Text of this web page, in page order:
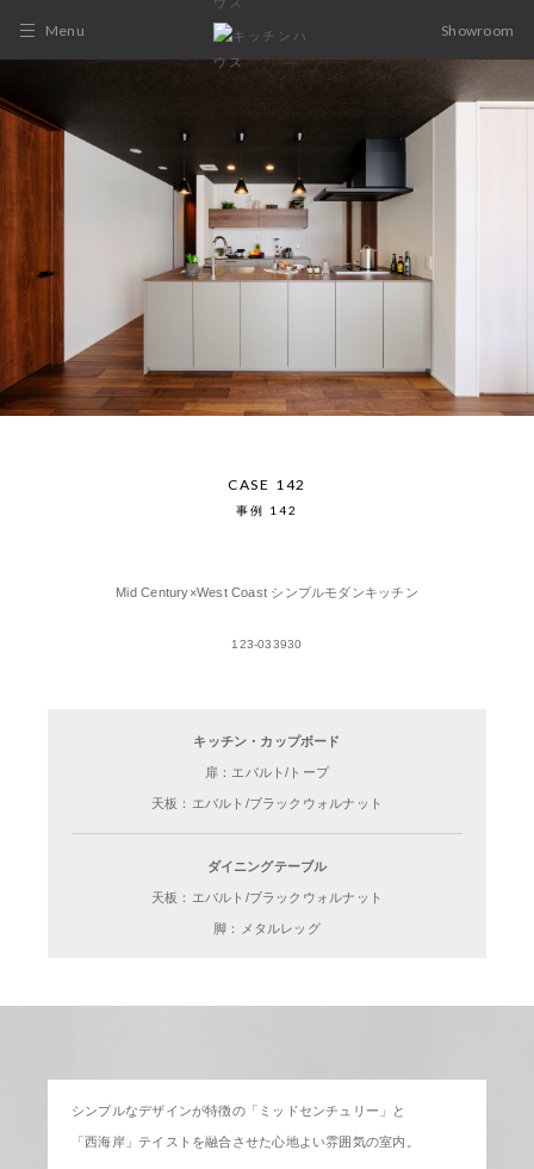
Menu Showroom
CASE 142
事例 142
Mid Century×West Coast シンプルモダンキッチン
123-033930
キッチン・カップボード
扉：エバルト/トープ
天板：エバルト/ブラックウォルナット
ダイニングテーブル
天板：エバルト/ブラックウォルナット
脚：メタルレッグ
シンプルなデザインが特徴の「ミッドセンチュリー」と
「西海岸」テイストを融合させた心地よい雰囲気の室内。